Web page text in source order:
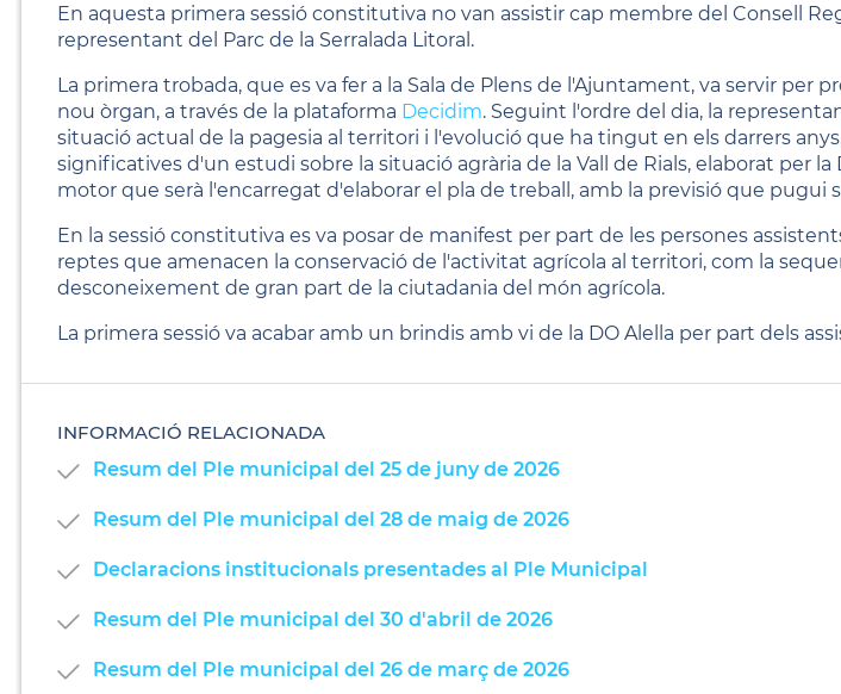
En aquesta primera sessió constitutiva no van assistir cap membre del Consell
representant del Parc de la Serralada Litoral.
La primera trobada, que es va fer a la Sala de Plens de l'Ajuntament, va servir
nou òrgan, a través de la plataforma Decidim. Seguint l'ordre del dia, la
situació actual de la pagesia al territori i l'evolució que ha tingut en els darrers
significatives d'un estudi sobre la situació agrària de la Vall de Rials, elaborat per
motor que serà l'encarregat d'elaborar el pla de treball, amb la previsió que
En la sessió constitutiva es va posar de manifest per part de les persones
reptes que amenacen la conservació de l'activitat agrícola al territori, com la
desconeixement de gran part de la ciutadania del món agrícola.
La primera sessió va acabar amb un brindis amb vi de la DO Alella per part dels
INFORMACIÓ RELACIONADA
Resum del Ple municipal del 25 de juny de 2026
Resum del Ple municipal del 28 de maig de 2026
Declaracions institucionals presentades al Ple Municipal
Resum del Ple municipal del 30 d'abril de 2026
Resum del Ple municipal del 26 de març de 2026